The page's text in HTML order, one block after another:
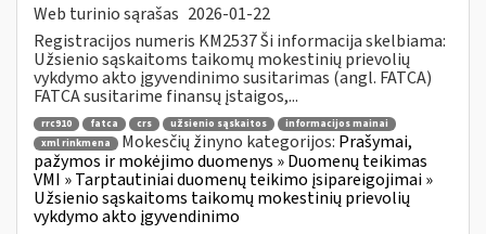
Web turinio sąrašas 2026-01-22
Registracijos numeris KM2537 Ši informacija skelbiama:
Užsienio sąskaitoms taikomų mokestinių prievolių
vykdymo akto įgyvendinimo susitarimas (angl. FATCA)
FATCA susitarime finansų įstaigos,...
rrc910 fatca crs užsienio sąskaitos
informacijos mainai
xml rinkmena
Mokesčių žinyno kategorijos: Prašymai,
pažymos ir mokėjimo duomenys » Duomenų teikimas
VMI » Tarptautiniai duomenų teikimo įsipareigojimai »
Užsienio sąskaitoms taikomų mokestinių prievolių
vykdymo akto įgyvendinimo